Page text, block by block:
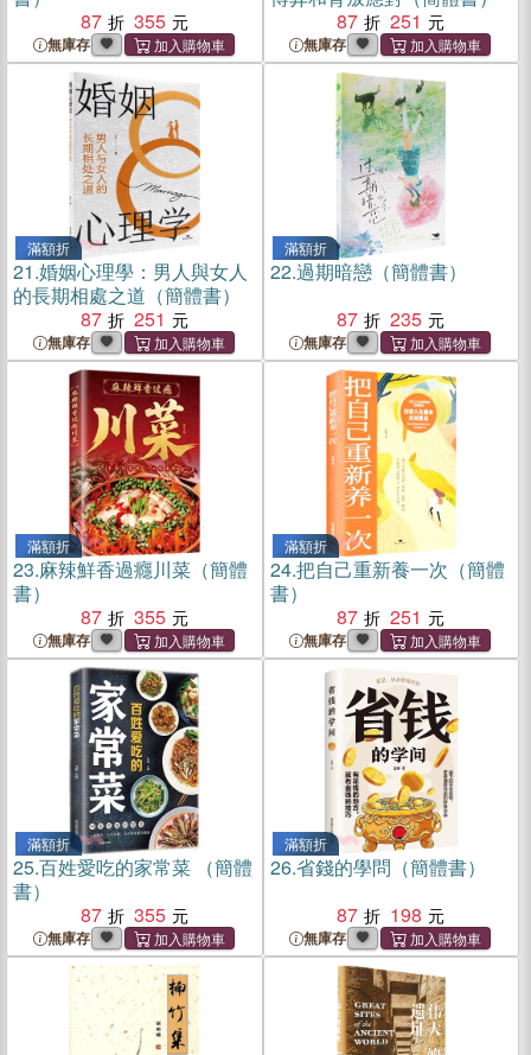
87
355
無庫存
87
251
無庫存
滿額折
21.婚姻心理學：男人與女人
的長期相處之道（簡體書）
87
251
無庫存
滿額折
22.過期暗戀（簡體書）
87
235
無庫存
滿額折
23.麻辣鮮香過癮川菜（簡體
書）
87
355
無庫存
滿額折
24.把自己重新養一次（簡體
書）
87
251
無庫存
滿額折
25.百姓愛吃的家常菜 （簡體
書）
87
355
無庫存
滿額折
26.省錢的學問（簡體書）
87
198
無庫存